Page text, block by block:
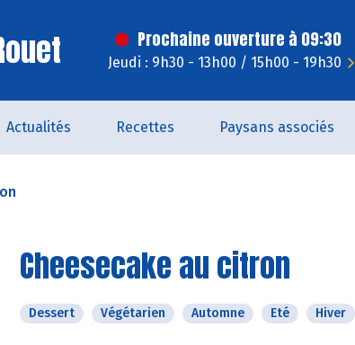
Prochaine ouverture à 09:30
Jeudi : 9h30 - 13h00 / 15h00 - 19h30
Actualités Recettes Paysans associés
Cheesecake au citron
Dessert Végétarien Automne Eté Hiver